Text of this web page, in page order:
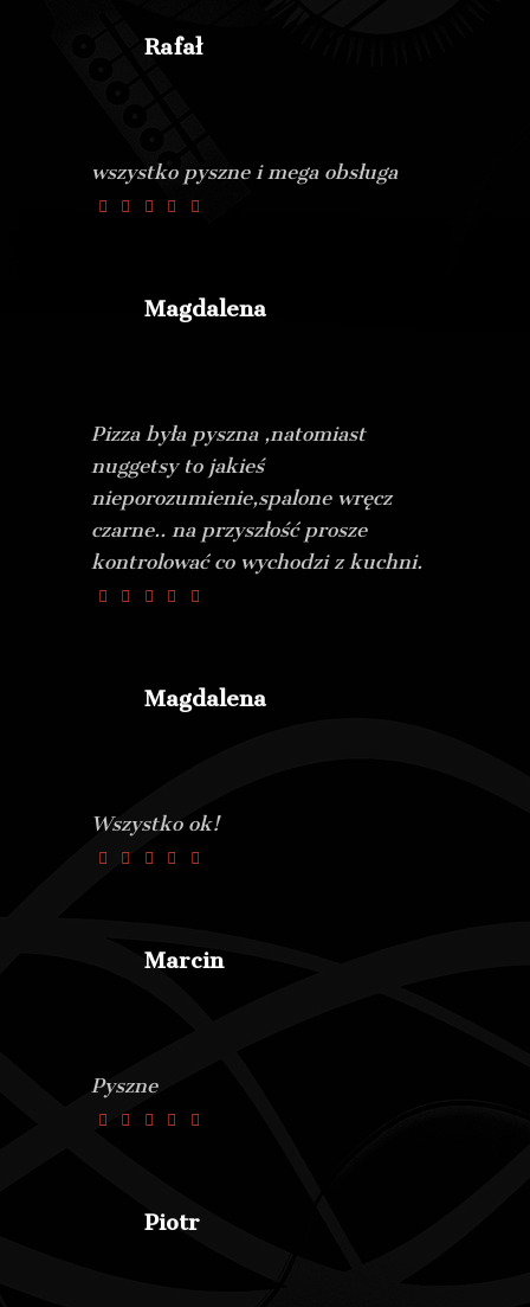
Rafał
wszystko pyszne i mega obsługa
Magdalena
Pizza była pyszna ,natomiast
nuggetsy to jakieś
nieporozumienie,spalone wręcz
czarne.. na przyszłość prosze
kontrolować co wychodzi z kuchni.
Magdalena
Wszystko ok!
Marcin
Pyszne
Piotr